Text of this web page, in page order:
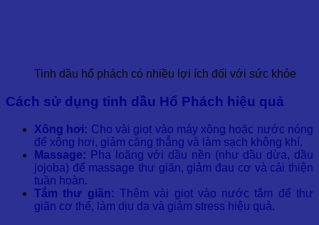
Tinh dầu hổ phách có nhiều lợi ích đối với sức khỏe
Cách sử dụng tinh dầu Hổ Phách hiệu quả
Xông hơi: Cho vài giọt vào máy xông hoặc nước nóng
để xông hơi, giảm căng thẳng và làm sạch không khí.
Massage: Pha loãng với dầu nền (như dầu dừa, dầu
jojoba) để massage thư giãn, giảm đau cơ và cải thiện
tuần hoàn.
Tắm thư giãn: Thêm vài giọt vào nước tắm để thư
giãn cơ thể, làm dịu da và giảm stress hiệu quả.